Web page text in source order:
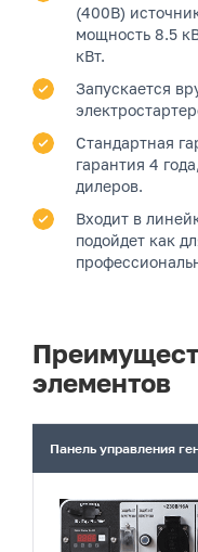
(400В)
мощность 8.5
кВт.
Запускается
Стандартная
гарантия 4
дилеров.
Входит в
подойдет как
элементов
Панель управления